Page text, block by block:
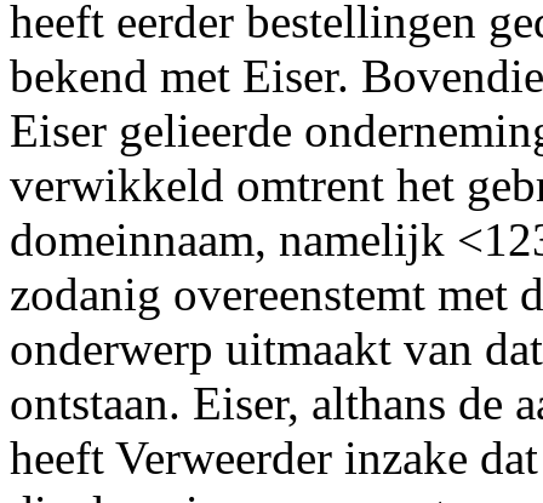
heeft eerder bestellingen
bekend met Eiser.
Eiser gelieerde
verwikkeld omtrent het
domeinnaam, namelijk
zodanig overeenstemt met
onderwerp uitmaakt van
ontstaan. Eiser, althans de
heeft Verweerder inzake